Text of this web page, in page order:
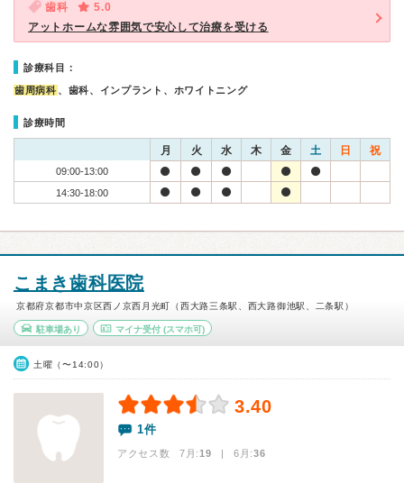
歯科
5.0
アットホームな雰囲気で安心して治療を受ける
診療科目：
歯周病科 、歯科、インプラント、ホワイトニング
診療時間
月 火 水 木 金 土 日 祝
09:00-13:00
14:30-18:00
こまき歯科医院
京都府京都市中京区西ノ京西月光町（西大路三条駅、西大路御池駅、二条駅）
駐車場あり マイナ受付(スマホ可)
土曜（〜14:00）
3.40
1件
アクセス数 7月:19 | 6月:36